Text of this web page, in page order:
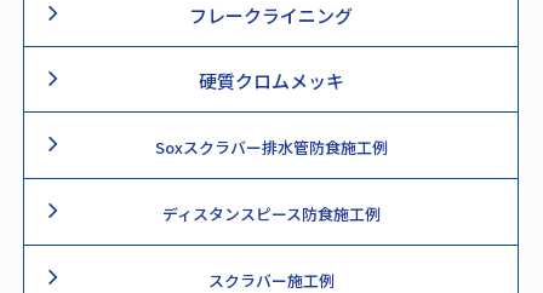
フレークライニング
硬質クロムメッキ
Soxスクラバー排水管防食施工例
ディスタンスピース防食施工例
スクラバー施工例